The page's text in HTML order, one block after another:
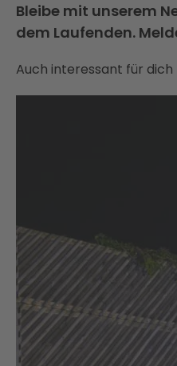
Bleibe mit unserem
dem Laufenden.
Auch interessant für dich